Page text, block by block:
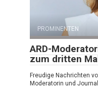
PROMINENTEN
ARD-
zum dritten
Freudige Nachrichten
Moderatorin und